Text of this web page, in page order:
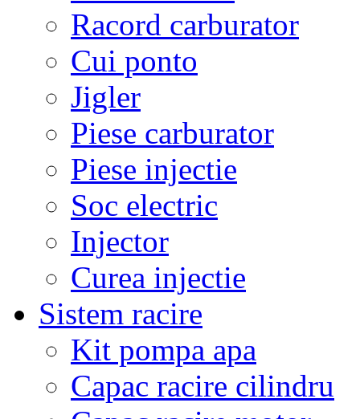
Racord carburator
Cui ponto
Jigler
Piese carburator
Piese injectie
Soc electric
Injector
Curea injectie
Sistem racire
Kit pompa apa
Capac racire cilindru